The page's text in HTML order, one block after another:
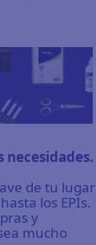
necesidades.
de tu lugar
los EPIs.
y
mucho